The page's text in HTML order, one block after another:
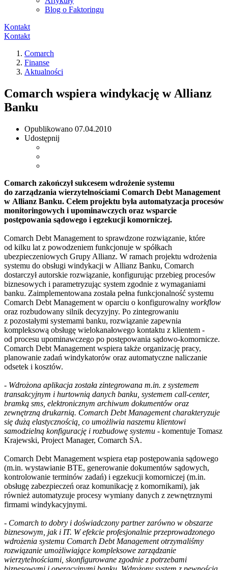
Blog o Faktoringu
Kontakt
Kontakt
Comarch
Finanse
Aktualności
Comarch wspiera windykację w Allianz
Banku
Opublikowano 07.04.2010
Udostępnij
Comarch zakończył sukcesem wdrożenie systemu
do zarządzania wierzytelnościami Comarch Debt Management
w Allianz Banku. Celem projektu była automatyzacja procesów
monitoringowych i upominawczych oraz wsparcie
postępowania sądowego i egzekucji komorniczej.
Comarch Debt Management to sprawdzone rozwiązanie, które
od kilku lat z powodzeniem funkcjonuje w spółkach
ubezpieczeniowych Grupy Allianz. W ramach projektu wdrożenia
systemu do obsługi windykacji w Allianz Banku, Comarch
dostarczył autorskie rozwiązanie, konfigurując przebieg procesów
biznesowych i parametryzując system zgodnie z wymaganiami
banku. Zaimplementowana została pełna funkcjonalność systemu
Comarch Debt Management w oparciu o konfigurowalny workflow
oraz rozbudowany silnik decyzyjny. Po zintegrowaniu
z pozostałymi systemami banku, rozwiązanie zapewnia
kompleksową obsługę wielokanałowego kontaktu z klientem -
od procesu upominawczego po postępowania sądowo-komornicze.
Comarch Debt Management wspiera także organizację pracy,
planowanie zadań windykatorów oraz automatyczne naliczanie
odsetek i kosztów.
- Wdrożona aplikacja została zintegrowana m.in. z systemem
transakcyjnym i hurtownią danych banku, systemem call-center,
bramką sms, elektronicznym archiwum dokumentów oraz
zewnętrzną drukarnią. Comarch Debt Management charakteryzuje
się dużą elastycznością, co umożliwia naszemu klientowi
samodzielną konfigurację i rozbudowę systemu - komentuje Tomasz
Krajewski, Project Manager, Comarch SA.
Comarch Debt Management wspiera etap postępowania sądowego
(m.in. wystawianie BTE, generowanie dokumentów sądowych,
kontrolowanie terminów zadań) i egzekucji komorniczej (m.in.
obsługę zabezpieczeń oraz komunikację z komornikami), jak
również automatyzuje procesy wymiany danych z zewnętrznymi
firmami windykacyjnymi.
- Comarch to dobry i doświadczony partner zarówno w obszarze
biznesowym, jak i IT. W efekcie profesjonalnie przeprowadzonego
wdrożenia systemu Comarch Debt Management otrzymaliśmy
rozwiązanie umożliwiające kompleksowe zarządzanie
wierzytelnościami, skonfigurowane zgodnie z potrzebami